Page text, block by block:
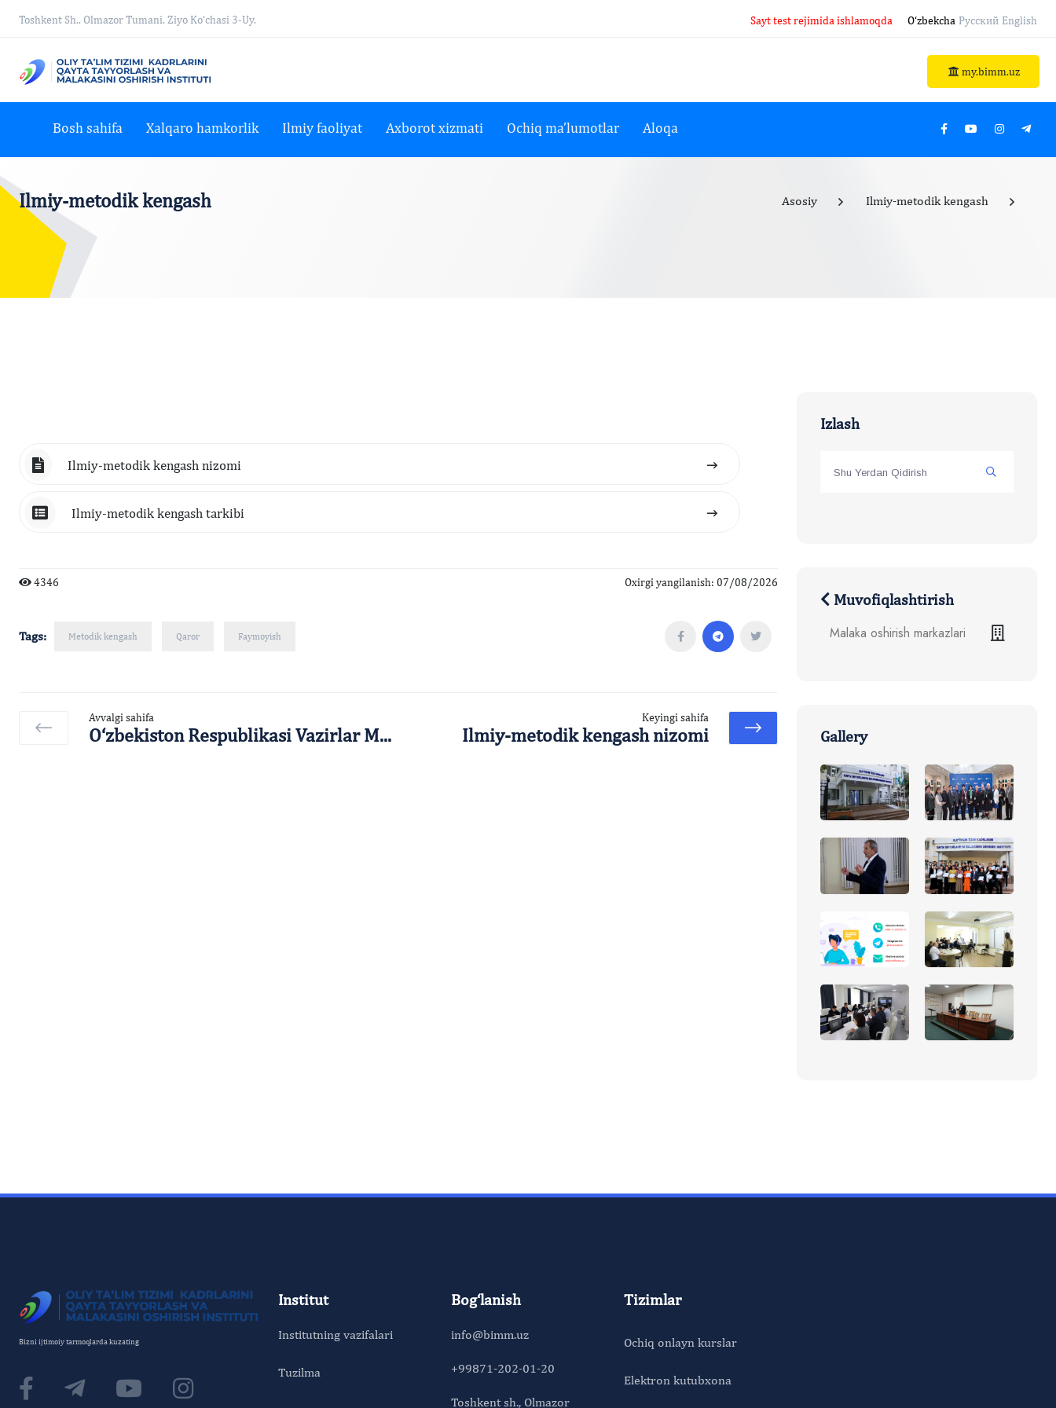
Toshkent Sh., Olmazor Tumani, Ziyo Ko‘chasi 3-Uy. Sayt test rejimida ishlamoqda O‘zbekcha Русский English
my.bimm.uz
Bosh sahifa Xalqaro hamkorlik Ilmiy faoliyat Axborot xizmati Ochiq ma’lumotlar Aloqa
Ilmiy-metodik kengash Asosiy Ilmiy-metodik kengash
Ilmiy-metodik kengash nizomi
Ilmiy-metodik kengash tarkibi
4346 Oxirgi yangilanish: 07/08/2026
Tags: Metodik kengash Qaror Faymoyish
Avvalgi sahifa
O‘zbekiston Respublikasi Vazirlar M...
Keyingi sahifa
Ilmiy-metodik kengash nizomi
Izlash
Muvofiqlashtirish
Malaka oshirish markazlari
Gallery
Bizni ijtimoiy tarmoqlarda kuzating
Institut
Institutning vazifalari
Tuzilma
Bog‘lanish
info@bimm.uz
+99871-202-01-20
Toshkent sh., Olmazor
Tizimlar
Ochiq onlayn kurslar
Elektron kutubxona